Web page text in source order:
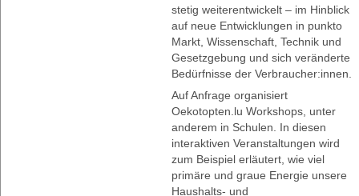
stetig weiterentwickelt – im Hinblick
auf neue Entwicklungen in punkto
Markt, Wissenschaft, Technik und
Gesetzgebung und sich veränderte
Bedürfnisse der Verbraucher:innen.
Auf Anfrage organisiert
Oekotopten.lu Workshops, unter
anderem in Schulen. In diesen
interaktiven Veranstaltungen wird
zum Beispiel erläutert, wie viel
primäre und graue Energie unsere
Haushalts- und